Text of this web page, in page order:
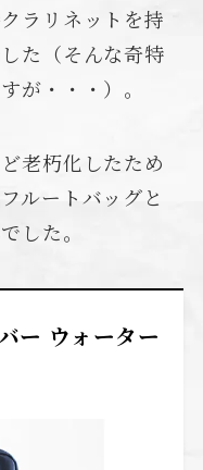
ラリネットを持
た（そんな奇特
が・・・）。
老朽化したため
ルートバッグと
した。
ー ウォーター